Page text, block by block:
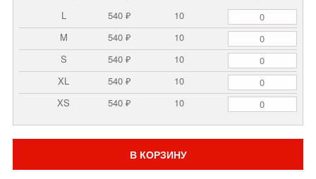
L
540 ₽
10
M
540 ₽
10
S
540 ₽
10
XL
540 ₽
10
XS
540 ₽ 10
В КОРЗИНУ